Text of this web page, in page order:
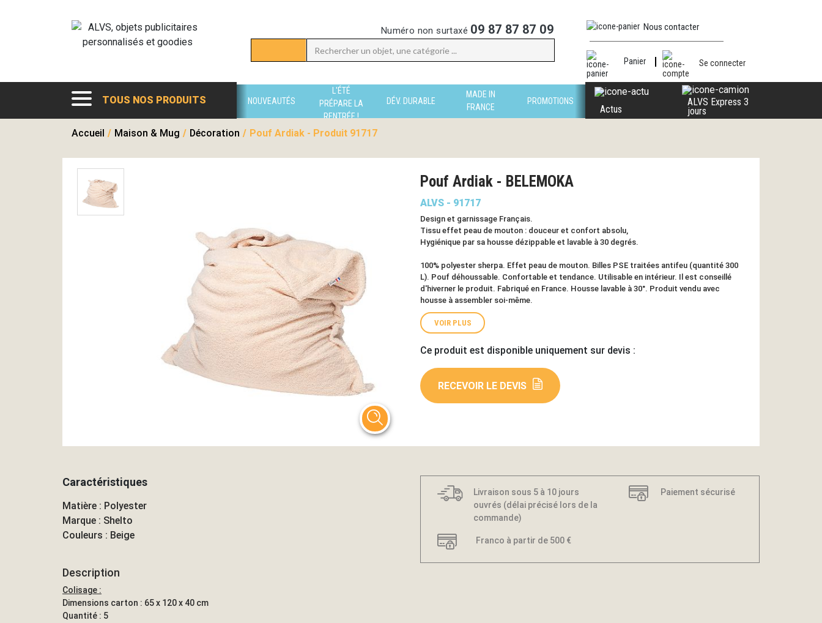
Numéro non surtaxé 09 87 87 87 09 Nous contacter
Panier Se connecter
TOUS NOS PRODUITS NOUVEAUTÉS
L'ÉTÉ
PRÉPARE LA
RENTRÉE !
DÉV. DURABLE
MADE IN
FRANCE
PROMOTIONS
Actus
ALVS Express 3
jours
Accueil / Maison & Mug / Décoration / Pouf Ardiak - Produit 91717
Pouf Ardiak - BELEMOKA
ALVS - 91717
Design et garnissage Français.
Tissu effet peau de mouton : douceur et confort absolu,
Hygiénique par sa housse dézippable et lavable à 30 degrés.
100% polyester sherpa. Effet peau de mouton. Billes PSE traitées antifeu (quantité 300
L). Pouf déhoussable. Confortable et tendance. Utilisable en intérieur. Il est conseillé
d'hiverner le produit. Fabriqué en France. Housse lavable à 30°. Produit vendu avec
housse à assembler soi-même.
VOIR PLUS
Ce produit est disponible uniquement sur devis :
RECEVOIR LE DEVIS
Caractéristiques
Matière : Polyester
Marque : Shelto
Couleurs : Beige
Description
Colisage :
Dimensions carton : 65 x 120 x 40 cm
Quantité : 5
Livraison sous 5 à 10 jours
ouvrés (délai précisé lors de la
commande)
Paiement sécurisé
Franco à partir de 500 €